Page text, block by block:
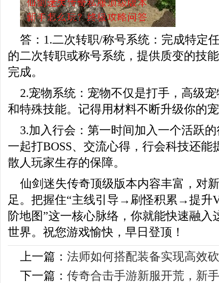
答：1.二次转职/称号系统：完成特定
的二次转职或称号系统，提供质变的技
完成。
2.宠物系统：宠物不仅是打手，高级
和特殊技能。记得用材料不断升级你的
3.加入行会：第一时间加入一个活跃
一起打BOSS、交流心得，行会科技还能
散人玩家生存的保障。
仙剑迷失传奇顶级版本内容丰富，对
足。把握住“主线引导→刷怪积累→提升
阶地图”这一核心脉络，你就能快速融入
世界。祝您游戏愉快，早日登顶！
上一篇： 法师如何搭配装备实现高效
下一篇： 传奇合击手游新服开荒，新